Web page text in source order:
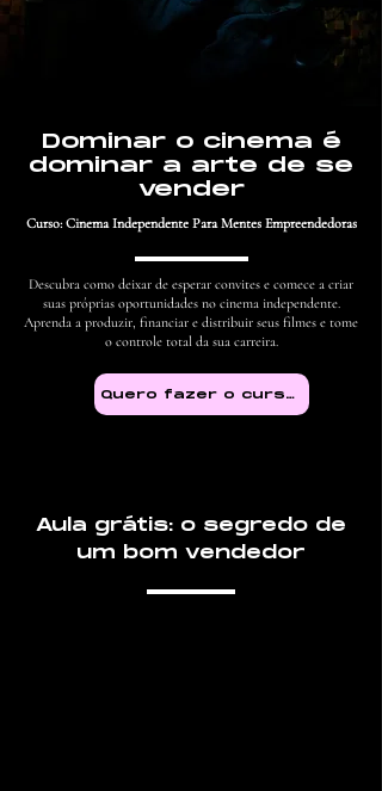
Dominar o cinema é
dominar a arte de se
vender
Curso: Cinema Independente Para Mentes Empreendedoras
Descubra como deixar de esperar convites e comece a criar
suas próprias oportunidades no cinema independente.
Aprenda a produzir, financiar e distribuir seus filmes e tome
o controle total da sua carreira.
Quero fazer o curso!
Aula grátis: o segredo de
um bom vendedor